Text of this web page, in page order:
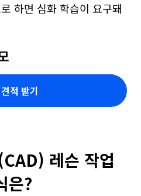
하면 심화 학습이 요구돼
적 받기
레슨 작업
은?